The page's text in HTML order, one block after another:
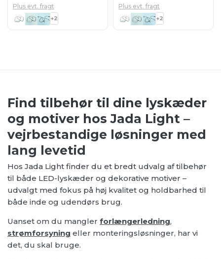
Plus evt. fragt
+2
Plus evt. fragt
+2
Find tilbehør til dine lyskæder
og motiver hos Jada Light –
vejrbestandige løsninger med
lang levetid
Hos Jada Light finder du et bredt udvalg af tilbehør
til både LED-lyskæder og dekorative motiver –
udvalgt med fokus på høj kvalitet og holdbarhed til
både inde og udendørs brug.
Uanset om du mangler forlængerledning,
strømforsyning eller monteringsløsninger, har vi
det, du skal bruge.